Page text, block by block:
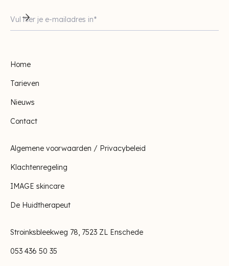
Home
Tarieven
Nieuws
Contact
Algemene voorwaarden / Privacybeleid
Klachtenregeling
IMAGE skincare
De Huidtherapeut
Stroinksbleekweg 78, 7523 ZL Enschede
053 436 50 35